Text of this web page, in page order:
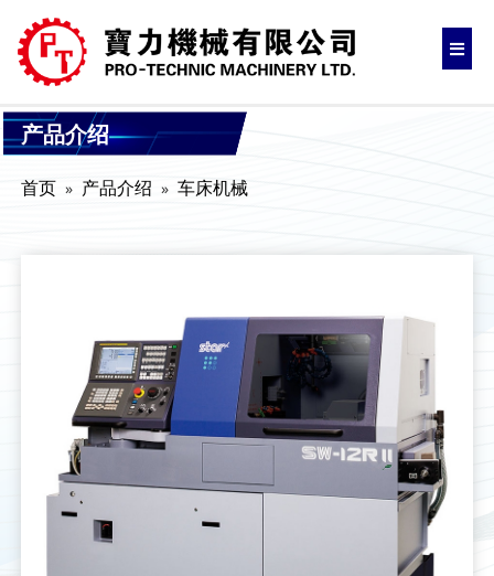
产品介绍
首页 产品介绍 车床机械